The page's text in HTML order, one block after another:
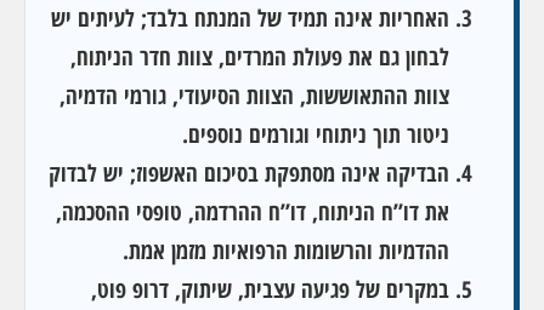
האחריות אינה תמיד של המנתח בלבד; לעיתים יש
לבחון גם את פעולת המרדים, צוות חדר הניתוח,
צוות ההתאוששות, הצוות הסיעודי, גורמי הדמיה,
ניטור תוך ניתוחי וגורמים נוספים.
הבדיקה אינה מסתפקת בסיכום האשפוז; יש לבדוק
את דו”ח הניתוח, דו”ח ההרדמה, טופסי ההסכמה,
ההדמיות והרשומות הרפואיות מזמן אמת.
במקרים של פגיעה עצבית, שיתוק, דרופ פוט,